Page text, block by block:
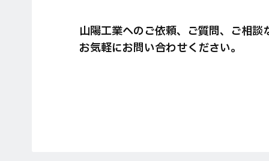
山陽工業へのご依頼、ご質問、ご相談
お気軽にお問い合わせください。